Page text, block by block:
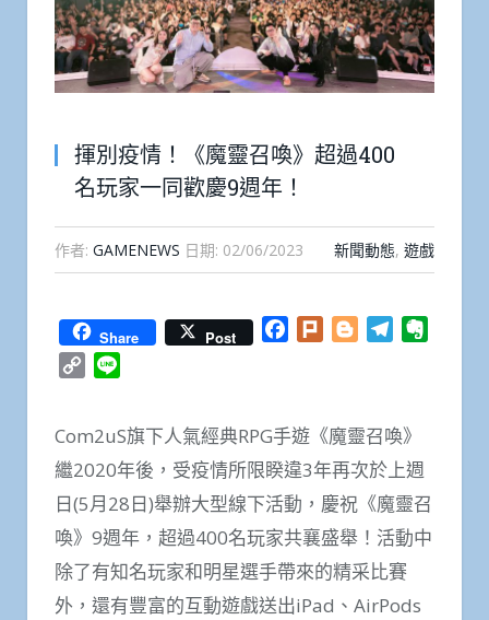
揮別疫情！《魔靈召喚》超過400
名玩家一同歡慶9週年！
作者: GAMENEWS 日期: 02/06/2023 新聞動態, 遊戲
Share Post Facebook
Plurk BloggerTelegram
Copy
Com2uS旗下人氣經典RPG手遊《魔靈召喚》
繼2020年後，受疫情所限睽違3年再次於上週
日(5月28日)舉辦大型線下活動，慶祝《魔靈召
喚》9週年，超過400名玩家共襄盛舉！活動中
除了有知名玩家和明星選手帶來的精采比賽
外，還有豐富的互動遊戲送出iPad、AirPods